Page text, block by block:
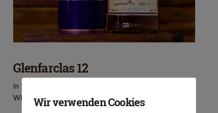
Glenfarclas 12
In Schottland
Whiskytasters
4. Oktober 2018 1 Comment
Wir verwenden Cookies